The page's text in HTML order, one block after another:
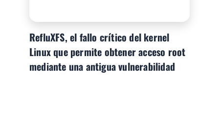
RefluXFS, el fallo crítico del kernel
Linux que permite obtener acceso root
mediante una antigua vulnerabilidad